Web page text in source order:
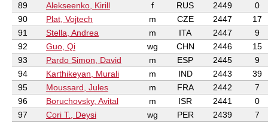
89
Alekseenko, Kirill f RUS 2449
0
90
Plat, Vojtech m CZE 2447
17
91
Stella, Andrea m ITA 2447
9
92
Guo, Qi wg CHN 2446
15
93
Pardo Simon, David m ESP 2445
9
94
Karthikeyan, Murali m IND 2443
39
95
Moussard, Jules m FRA 2442
7
96
Boruchovsky, Avital m ISR 2441
0
97
Cori T., Deysi wg PER 2439
7